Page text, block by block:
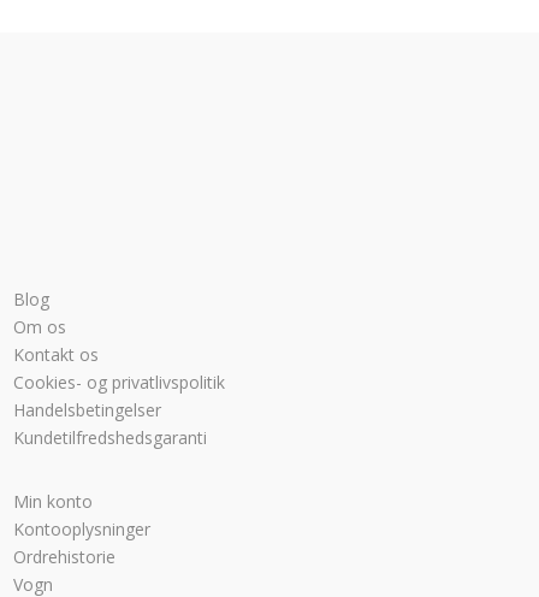
Blog
Om os
Kontakt os
Cookies- og privatlivspolitik
Handelsbetingelser
Kundetilfredshedsgaranti
Min konto
Kontooplysninger
Ordrehistorie
Vogn